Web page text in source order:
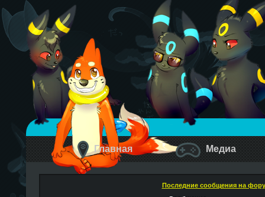
Главная Медиа
Последние сообщения на